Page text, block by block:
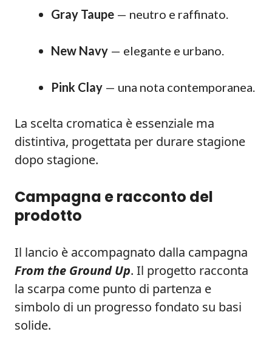
Gray Taupe — neutro e raffinato.
New Navy — elegante e urbano.
Pink Clay — una nota contemporanea.
La scelta cromatica è essenziale ma
distintiva, progettata per durare stagione
dopo stagione.
Campagna e racconto del
prodotto
Il lancio è accompagnato dalla campagna
From the Ground Up. Il progetto racconta
la scarpa come punto di partenza e
simbolo di un progresso fondato su basi
solide.